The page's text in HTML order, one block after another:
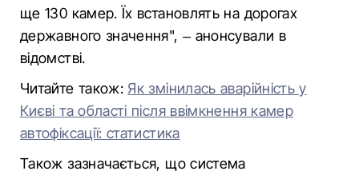
ще 130 камер. Їх встановлять на дорогах
державного значення", – анонсували в
відомстві.
Читайте також: Як змінилась аварійність у
Києві та області після ввімкнення камер
автофіксації: статистика
Також зазначається, що система